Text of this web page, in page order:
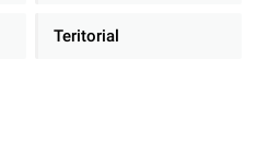
Teritorial